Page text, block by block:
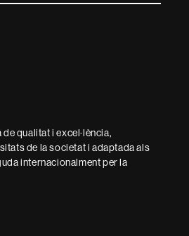
qualitat i excel·lència,
de la societat i adaptada als
internacionalment per la